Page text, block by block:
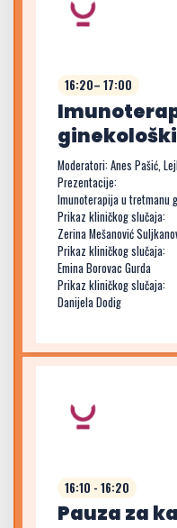
16:20– 17:00
Moderatori: Anes Pašić,
Prezentacije:
Imunoterapija u tretmanu
Prikaz kliničkog slučaja:
Zerina Mešanović
Prikaz kliničkog slučaja:
Emina Borovac Gurda
Prikaz kliničkog slučaja:
Danijela Dodig
16:10 - 16:20
Pauza za